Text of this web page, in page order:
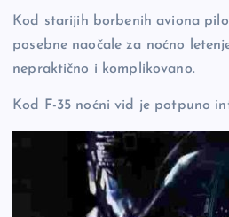
Kod starijih borbenih aviona
posebne naočale za noćno
nepraktično i komplikovano.
Kod F-35 noćni vid je potpuno